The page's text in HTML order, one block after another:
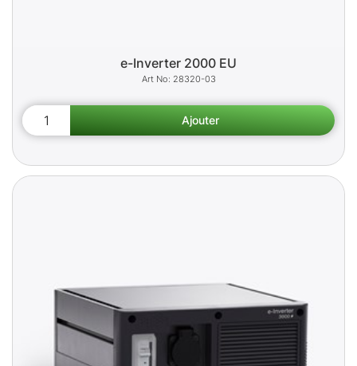
e-Inverter 2000 EU
28320-03